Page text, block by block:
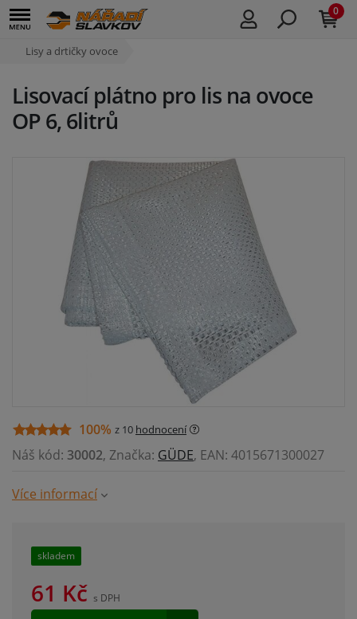
0
Lisy a drtičky ovoce
Lisovací plátno pro lis na ovoce
OP 6, 6litrů
100% z 10 hodnocení
Náš kód: 30002, Značka: GÜDE, EAN: 4015671300027
Více informací
skladem
61 Kč s DPH